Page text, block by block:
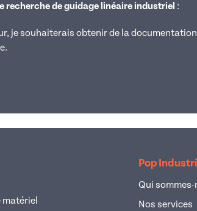
recherche de guidage linéaire industriel :
je souhaiterais obtenir de la
Pop
Qui sommes-
Nos services